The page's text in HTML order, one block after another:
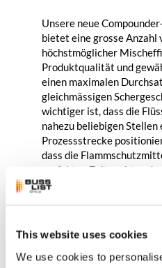
This website uses cookies
We use cookies to
Unsere neue
bietet eine grosse Anzahl
höchstmöglicher
Produktqualität und
einen maximalen
gleichmässigen
wichtiger ist, dass die
nahezu beliebigen Stellen
Prozessstrecke
dass die
perfekten Zeitpunkt und
zugegeben werden
während des gesamten
Compoundierprozesses
Qualitätskontrolle